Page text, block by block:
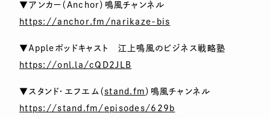
▼アンカー（Anchor）鳴風チャンネル
https://anchor.fm/narikaze-bis
▼Ａppleポッドキャスト 江上鳴風のビジネス戦略塾
https://onl.la/cQD2JLB
▼スタンド・エフエム（ stand.fm ）鳴風チャンネル
https://stand.fm/episodes/629b